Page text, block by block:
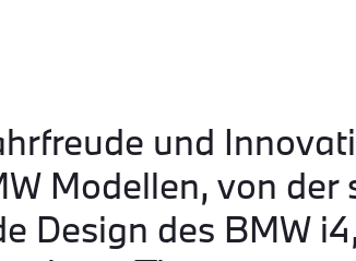
und
Modellen, von
Design des BMW